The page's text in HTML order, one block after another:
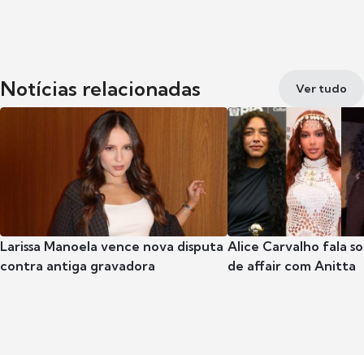
Notícias relacionadas Ver tudo
Larissa Manoela vence nova disputa
contra antiga gravadora
Alice Carvalho fala
de affair com Anitta